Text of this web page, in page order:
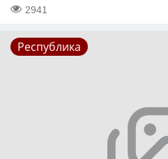
2941
Республика